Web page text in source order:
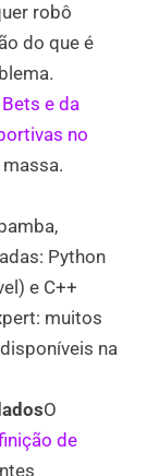
robô
do que é
e da
no
Python
e C++
muitos
na
O
de